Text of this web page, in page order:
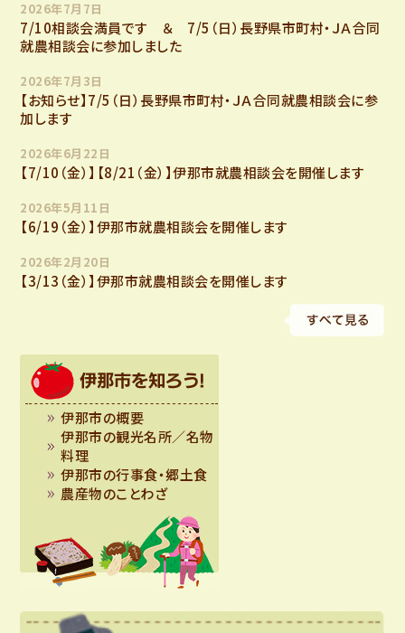
ゲ
ー
シ
ョ
ン
7/10相談会満員です ＆ 7/5（日）長野県市町村・ＪＡ合同
就農相談会に参加しました
2026年7月7日
【お知らせ】7/5（日）長野県市町村・ＪＡ合同就農相談会に参
加します
2026年7月3日
【7/10（金）】【8/21（金）】伊那市就農相談会を開催します
2026年6月22日
【6/19（金）】伊那市就農相談会を開催します
2026年5月11日
【3/13（金）】伊那市就農相談会を開催します
2026年2月20日
伊那市の概要
伊那市の観光名所／名物
料理
伊那市の行事食・郷土食
農産物のことわざ